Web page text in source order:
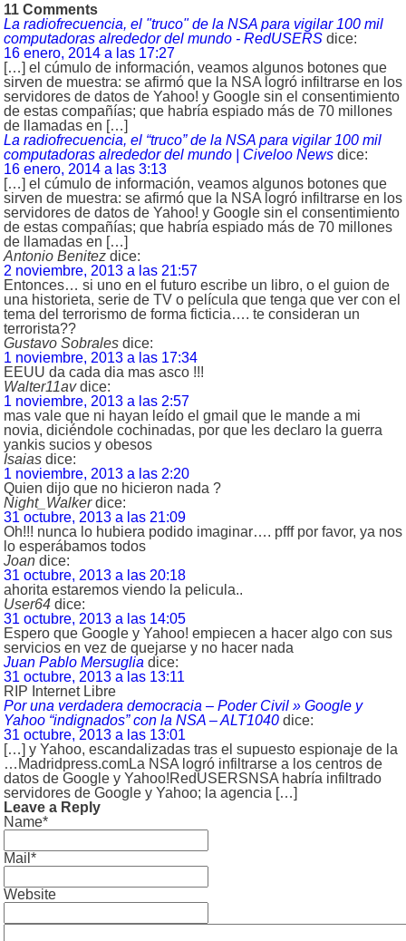
11 Comments
La radiofrecuencia, el "truco" de la NSA para vigilar 100 mil
computadoras alrededor del mundo - RedUSERS dice:
16 enero, 2014 a las 17:27
[…] el cúmulo de información, veamos algunos botones que
sirven de muestra: se afirmó que la NSA logró infiltrarse en los
servidores de datos de Yahoo! y Google sin el consentimiento
de estas compañías; que habría espiado más de 70 millones
de llamadas en […]
La radiofrecuencia, el “truco” de la NSA para vigilar 100 mil
computadoras alrededor del mundo | Civeloo News dice:
16 enero, 2014 a las 3:13
[…] el cúmulo de información, veamos algunos botones que
sirven de muestra: se afirmó que la NSA logró infiltrarse en los
servidores de datos de Yahoo! y Google sin el consentimiento
de estas compañías; que habría espiado más de 70 millones
de llamadas en […]
Antonio Benitez dice:
2 noviembre, 2013 a las 21:57
Entonces… si uno en el futuro escribe un libro, o el guion de
una historieta, serie de TV o película que tenga que ver con el
tema del terrorismo de forma ficticia…. te consideran un
terrorista??
Gustavo Sobrales dice:
1 noviembre, 2013 a las 17:34
EEUU da cada dia mas asco !!!
Walter11av dice:
1 noviembre, 2013 a las 2:57
mas vale que ni hayan leído el gmail que le mande a mi
novia, diciéndole cochinadas, por que les declaro la guerra
yankis sucios y obesos
Isaias dice:
1 noviembre, 2013 a las 2:20
Quien dijo que no hicieron nada ?
Night_Walker dice:
31 octubre, 2013 a las 21:09
Oh!!! nunca lo hubiera podido imaginar…. pfff por favor, ya nos
lo esperábamos todos
Joan dice:
31 octubre, 2013 a las 20:18
ahorita estaremos viendo la pelicula..
User64 dice:
31 octubre, 2013 a las 14:05
Espero que Google y Yahoo! empiecen a hacer algo con sus
servicios en vez de quejarse y no hacer nada
Juan Pablo Mersuglia dice:
31 octubre, 2013 a las 13:11
RIP Internet Libre
Por una verdadera democracia – Poder Civil » Google y
Yahoo “indignados” con la NSA – ALT1040 dice:
31 octubre, 2013 a las 13:01
[…] y Yahoo, escandalizadas tras el supuesto espionaje de la
…Madridpress.comLa NSA logró infiltrarse a los centros de
datos de Google y Yahoo!RedUSERSNSA habría infiltrado
servidores de Google y Yahoo; la agencia […]
Leave a Reply
Name*
Mail*
Website